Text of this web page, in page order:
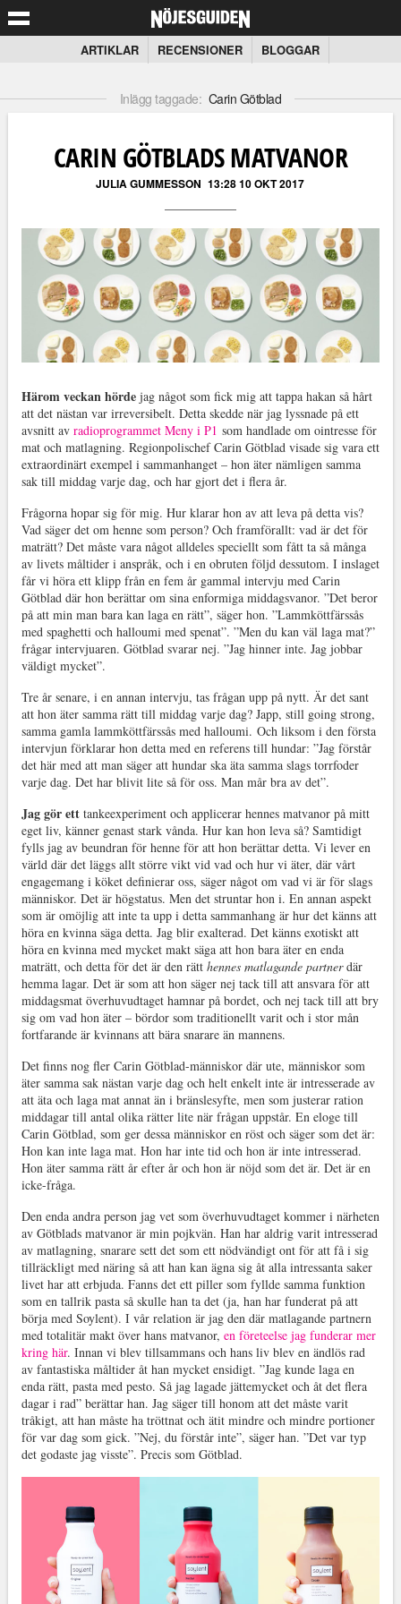
ARTIKLAR RECENSIONER BLOGGAR
Inlägg taggade: Carin Götblad
CARIN GÖTBLADS MATVANOR
JULIA GUMMESSON 13:28 10 OKT 2017
Härom veckan hördejag något som fick mig att tappa hakan så hårt
att det nästan var irreversibelt. Detta skedde när jag lyssnade på ett
avsnitt av radioprogrammet Meny i P1 som handlade om ointresse för
mat och matlagning. Regionpolischef Carin Götblad visade sig vara ett
extraordinärt exempel i sammanhanget – hon äter nämligen samma
sak till middag varje dag, och har gjort det i flera år.
Frågorna hopar sig för mig. Hur klarar hon av att leva på detta vis?
Vad säger det om henne som person? Och framförallt: vad är det för
maträtt? Det måste vara något alldeles speciellt som fått ta så många
av livets måltider i anspråk, och i en obruten följd dessutom. I inslaget
får vi höra ett klipp från en fem år gammal intervju med Carin
Götblad där hon berättar om sina enformiga middagsvanor. ”Det beror
på att min man bara kan laga en rätt”, säger hon. ”Lammköttfärssås
med spaghetti och halloumi med spenat”. ”Men du kan väl laga mat?”
frågar intervjuaren. Götblad svarar nej. ”Jag hinner inte. Jag jobbar
väldigt mycket”.
Tre år senare, i en annan intervju, tas frågan upp på nytt. Är det sant
att hon äter samma rätt till middag varje dag? Japp, still going strong,
samma gamla lammköttfärssås med halloumi. Och liksom i den första
intervjun förklarar hon detta med en referens till hundar: ”Jag förstår
det här med att man säger att hundar ska äta samma slags torrfoder
varje dag. Det har blivit lite så för oss. Man mår bra av det”.
Jag gör etttankeexperiment och applicerar hennes matvanor på mitt
eget liv, känner genast stark vånda. Hur kan hon leva så? Samtidigt
fylls jag av beundran för henne för att hon berättar detta. Vi lever en
värld där det läggs allt större vikt vid vad och hur vi äter, där vårt
engagemang i köket definierar oss, säger något om vad vi är för slags
människor. Det är högstatus. Men det struntar hon i. En annan aspekt
som är omöjlig att inte ta upp i detta sammanhang är hur det känns att
höra en kvinna säga detta. Jag blir exalterad. Det känns exotiskt att
höra en kvinna med mycket makt säga att hon bara äter en enda
maträtt, och detta för det är den rätt hennes matlagande partnerdär
hemma lagar. Det är som att hon säger nej tack till att ansvara för att
middagsmat överhuvudtaget hamnar på bordet, och nej tack till att bry
sig om vad hon äter – bördor som traditionellt varit och i stor mån
fortfarande är kvinnans att bära snarare än mannens.
Det finns nog fler Carin Götblad-människor där ute, människor som
äter samma sak nästan varje dag och helt enkelt inte är intresserade av
att äta och laga mat annat än i bränslesyfte, men som justerar ration
middagar till antal olika rätter lite när frågan uppstår. En eloge till
Carin Götblad, som ger dessa människor en röst och säger som det är:
Hon kan inte laga mat. Hon har inte tid och hon är inte intresserad.
Hon äter samma rätt år efter år och hon är nöjd som det är. Det är en
icke-fråga.
Den enda andra person jag vet som överhuvudtaget kommer i närheten
av Götblads matvanor är min pojkvän. Han har aldrig varit intresserad
av matlagning, snarare sett det som ett nödvändigt ont för att få i sig
tillräckligt med näring så att han kan ägna sig åt alla intressanta saker
livet har att erbjuda. Fanns det ett piller som fyllde samma funktion
som en tallrik pasta så skulle han ta det (ja, han har funderat på att
börja med Soylent). I vår relation är jag den där matlagande partnern
med totalitär makt över hans matvanor, en företeelse jag funderar mer
kring här. Innan vi blev tillsammans och hans liv blev en ändlös rad
av fantastiska måltider åt han mycket ensidigt. ”Jag kunde laga en
enda rätt, pasta med pesto. Så jag lagade jättemycket och åt det flera
dagar i rad” berättar han. Jag säger till honom att det måste varit
tråkigt, att han måste ha tröttnat och ätit mindre och mindre portioner
för var dag som gick. ”Nej, du förstår inte”, säger han. ”Det var typ
det godaste jag visste”. Precis som Götblad.